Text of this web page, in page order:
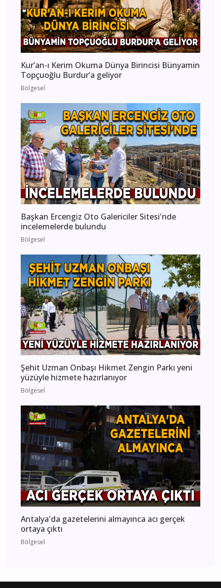
Kur’an-ı Kerim Okuma Dünya Birincisi Bünyamin
Topçuoğlu Burdur’a geliyor
Bölgesel
Başkan Ercengiz Oto Galericiler Sitesi'nde
incelemelerde bulundu
Bölgesel
Şehit Uzman Onbaşı Hikmet Zengin Parkı yeni
yüzüyle hizmete hazırlanıyor
Bölgesel
Antalya'da gazetelerini almayınca acı gerçek
ortaya çıktı
Bölgesel